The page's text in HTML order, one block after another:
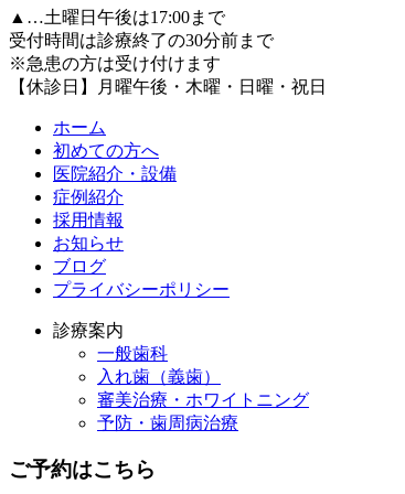
▲…土曜日午後は17:00まで
受付時間は診療終了の30分前まで
※急患の方は受け付けます
【休診日】月曜午後・木曜・日曜・祝日
ホーム
初めての方へ
医院紹介・設備
症例紹介
採用情報
お知らせ
ブログ
プライバシーポリシー
診療案内
一般歯科
入れ歯（義歯）
審美治療・ホワイトニング
予防・歯周病治療
ご予約はこちら